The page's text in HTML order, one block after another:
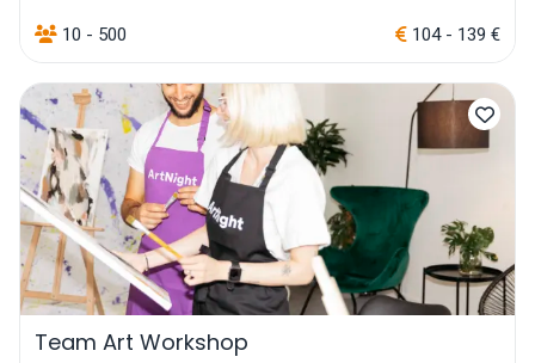
10 - 500 104 - 139 €
Team Art Workshop